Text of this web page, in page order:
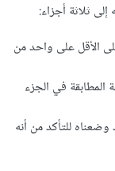
الأقل على واحد من
في الجزء
للتأكد من أنه